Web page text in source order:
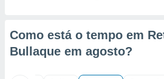
e
de
Como está o tempo em
Bullaque em agosto?